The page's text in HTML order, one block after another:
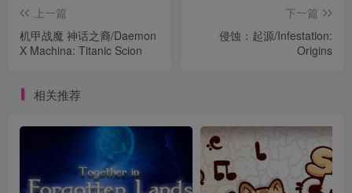
上一篇
机甲战魔 神话之裔/Daemon
X Machina: Titanic Scion
下一篇
侵蚀：起源/Infestation:
Origins
相关推荐